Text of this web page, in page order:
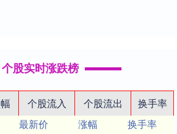
个股实时涨跌榜
个股流入 个股流出
换手率
最新价 涨幅
换手率